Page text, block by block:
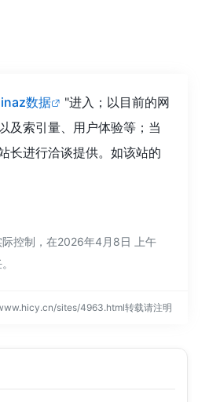
数据
"进入；以目前的网
及索引量、用户体验等；当
长进行洽谈提供。如该站的
际控制，在2026年4月8日 上午
sites/4963.html转载请注明